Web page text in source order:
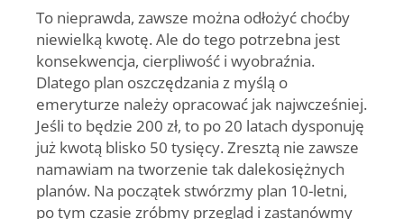
To nieprawda, zawsze można odłożyć choćby
niewielką kwotę. Ale do tego potrzebna jest
konsekwencja, cierpliwość i wyobraźnia.
Dlatego plan oszczędzania z myślą o
emeryturze należy opracować jak najwcześniej.
Jeśli to będzie 200 zł, to po 20 latach dysponuję
już kwotą blisko 50 tysięcy. Zresztą nie zawsze
namawiam na tworzenie tak dalekosiężnych
planów. Na początek stwórzmy plan 10-letni,
po tym czasie zróbmy przegląd i zastanówmy